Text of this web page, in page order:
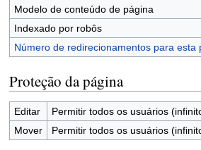
Modelo de conteúdo de página
Indexado por robôs
Número de redirecionamentos para esta
Proteção da página
Editar
Permitir todos os usuários
Mover
Permitir todos os usuários